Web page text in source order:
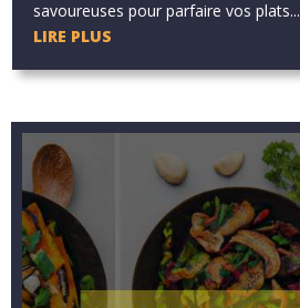
savoureuses pour parfaire vos plats...
LIRE PLUS